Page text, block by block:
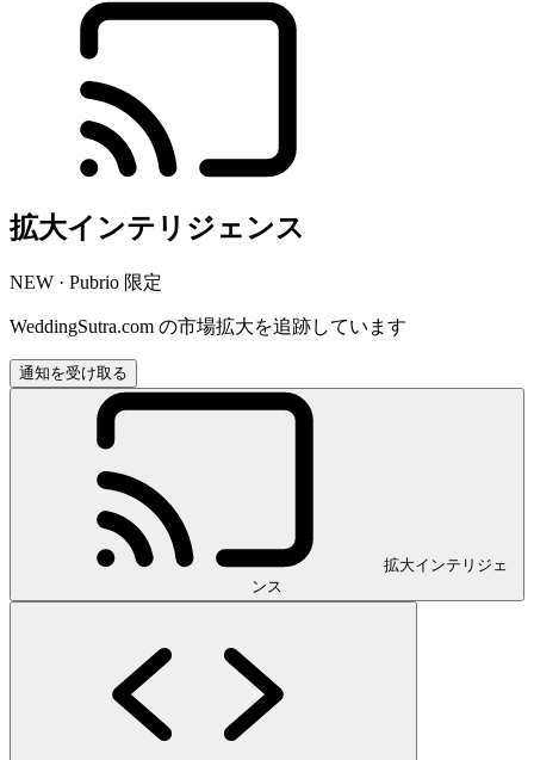
拡大インテリジェンス
NEW · Pubrio 限定
WeddingSutra.com の市場拡大を追跡しています
通知を受け取る
拡大インテリジェ
ンス